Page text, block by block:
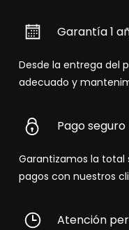
Garantía 1
Desde la entrega del
adecuado y
Pago seguro
Garantizamos la total
pagos con nuestros
Atención